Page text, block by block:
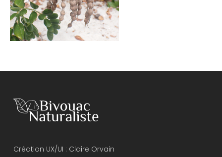
Création UX/UI : Claire Orvain